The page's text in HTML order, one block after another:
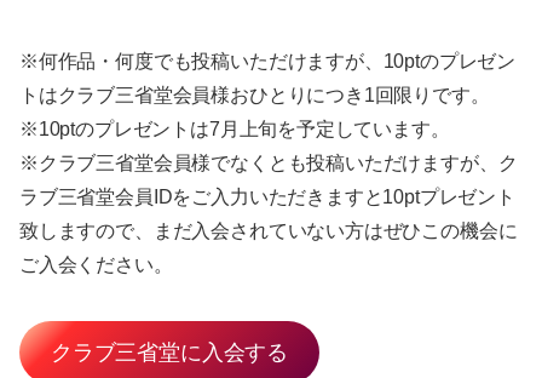
※何作品・何度でも投稿いただけますが、10ptのプレゼン
トはクラブ三省堂会員様おひとりにつき1回限りです。
※10ptのプレゼントは7月上旬を予定しています。
※クラブ三省堂会員様でなくとも投稿いただけますが、ク
ラブ三省堂会員IDをご入力いただきますと10ptプレゼント
致しますので、まだ入会されていない方はぜひこの機会に
ご入会ください。
クラブ三省堂に入会する